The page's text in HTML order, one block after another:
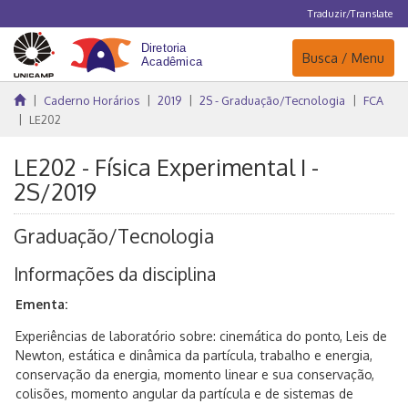
Traduzir/Translate
Navegação
Busca / Menu
Caderno Horários 2019 2S - Graduação/Tecnologia
FCA
LE202
LE202 - Física Experimental I -
2S/2019
Graduação/Tecnologia
Informações da disciplina
Ementa:
Experiências de laboratório sobre: cinemática do ponto, Leis de
Newton, estática e dinâmica da partícula, trabalho e energia,
conservação da energia, momento linear e sua conservação,
colisões, momento angular da partícula e de sistemas de